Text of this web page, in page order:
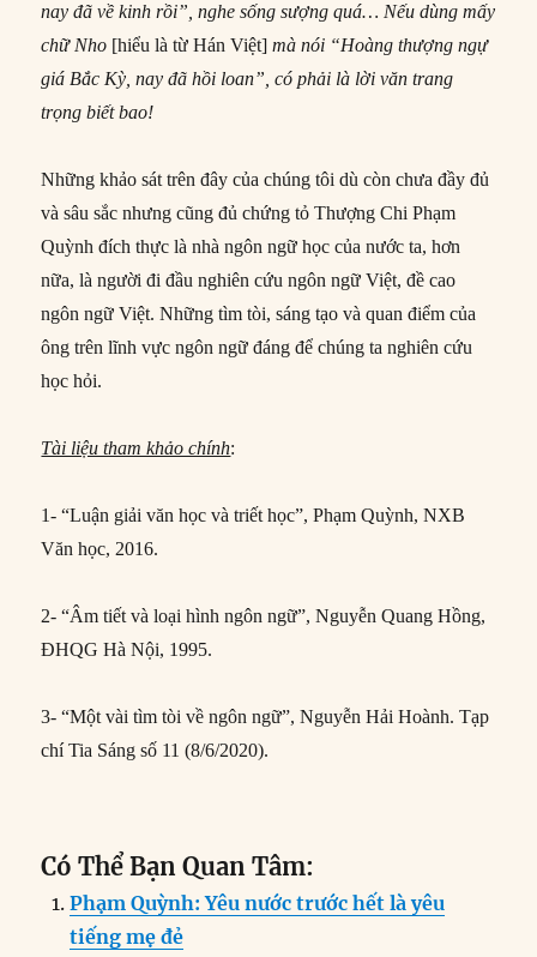
nay đã về kinh rồi”, nghe sống sượng quá… Nếu dùng mấy
chữ Nho [hiểu là từ Hán Việt] mà nói “Hoàng thượng ngự
giá Bắc Kỳ, nay đã hồi loan”, có phải là lời văn trang
trọng biết bao!
Những khảo sát trên đây của chúng tôi dù còn chưa đầy đủ
và sâu sắc nhưng cũng đủ chứng tỏ Thượng Chi Phạm
Quỳnh đích thực là nhà ngôn ngữ học của nước ta, hơn
nữa, là người đi đầu nghiên cứu ngôn ngữ Việt, đề cao
ngôn ngữ Việt. Những tìm tòi, sáng tạo và quan điểm của
ông trên lĩnh vực ngôn ngữ đáng để chúng ta nghiên cứu
học hỏi.
Tài liệu tham khảo chính:
1- “Luận giải văn học và triết học”, Phạm Quỳnh, NXB
Văn học, 2016.
2- “Âm tiết và loại hình ngôn ngữ”, Nguyễn Quang Hồng,
ĐHQG Hà Nội, 1995.
3- “Một vài tìm tòi về ngôn ngữ”, Nguyễn Hải Hoành. Tạp
chí Tia Sáng số 11 (8/6/2020).
Có Thể Bạn Quan Tâm:
Phạm Quỳnh: Yêu nước trước hết là yêu
tiếng mẹ đẻ